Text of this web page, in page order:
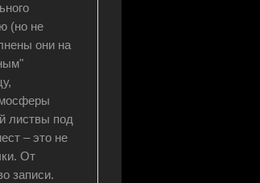
(но не
они на
листвы под
– это не
От
записи.